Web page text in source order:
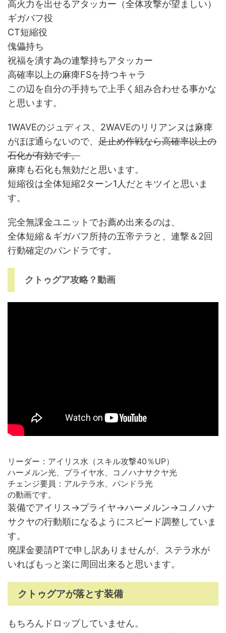
高火力を出せるアタッカー（全体攻撃が望ましい）
ギガバフ役
CT短縮役
傀儡持ち
祝福を潰す為の連撃持ちアタッカー
高確率以上の麻痺FSを持つキャラ
この辺を自分の手持ちで上手く組み合わせる事かな
と思います。
1WAVEのジュディス、2WAVEのリリアンヌは麻痺
がほぼ通らないので、 足止め作戦なら高確率以上の
石化が有効です。
麻痺も石化も無効だと思います。
短縮役は全体短縮2ターン1人だとキツイと思いま
す。
完全無課金ユニットでお薦め出来るのは、
全体短縮＆ギガバフ所持の五帝テラと、連撃＆2回
行動確定のパンドラです。
クトゥグア攻略？動画
リーダー：アイリス水（スキル攻撃40％UP）
ハーメルン光、プライヤ水、コノハナサクヤ光
チェンジ要員：アルテラ水、パンドラ光
の動画です。
装備でアイリス→プライヤ→ハーメルン→コノハナ
サクヤの行動順になるようにスピード調整していま
す。
廃課金要請PTで申し訳ありませんが、ステラ水が
いればもっと楽に周回出来ると思います。
クトゥグアが落とす装備
もちろんドロップしていません。